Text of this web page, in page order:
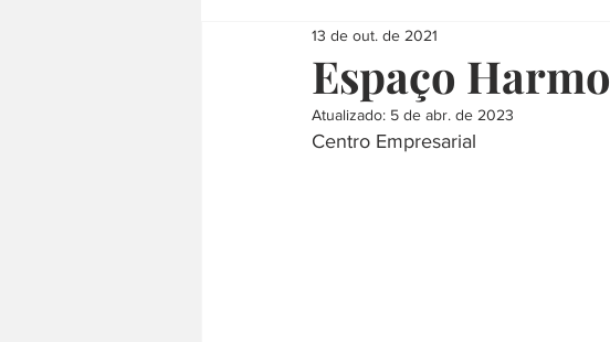
doce eventos
culinária internacional árabe
Espaço Harmo
13 de out. de 2021
Atualizado: 5 de abr. de 2023
Centro Empresarial